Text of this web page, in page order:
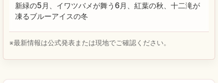
新緑の5月、イワツバメが舞う6月、紅葉の秋、十二滝が
凍るブルーアイスの冬
※最新情報は公式発表または現地でご確認ください。